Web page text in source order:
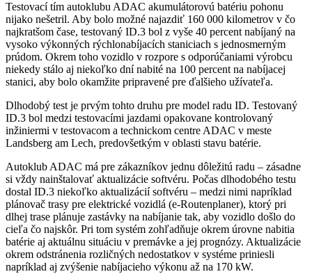
Testovací tím autoklubu ADAC akumulátorovú batériu pohonu
nijako nešetril. Aby bolo možné najazdiť 160 000 kilometrov v čo
najkratšom čase, testovaný ID.3 bol z vyše 40 percent nabíjaný na
vysoko výkonných rýchlonabíjacích staniciach s jednosmerným
prúdom. Okrem toho vozidlo v rozpore s odporúčaniami výrobcu
niekedy stálo aj niekoľko dní nabité na 100 percent na nabíjacej
stanici, aby bolo okamžite pripravené pre ďalšieho užívateľa.
Dlhodobý test je prvým tohto druhu pre model radu ID. Testovaný
ID.3 bol medzi testovacími jazdami opakovane kontrolovaný
inžiniermi v testovacom a technickom centre ADAC v meste
Landsberg am Lech, predovšetkým v oblasti stavu batérie.
Autoklub ADAC má pre zákazníkov jednu dôležitú radu – zásadne
si vždy nainštalovať aktualizácie softvéru. Počas dlhodobého testu
dostal ID.3 niekoľko aktualizácií softvéru – medzi nimi napríklad
plánovač trasy pre elektrické vozidlá (e-Routenplaner), ktorý pri
dlhej trase plánuje zastávky na nabíjanie tak, aby vozidlo došlo do
cieľa čo najskôr. Pri tom systém zohľadňuje okrem úrovne nabitia
batérie aj aktuálnu situáciu v premávke a jej prognózy. Aktualizácie
okrem odstránenia rozličných nedostatkov v systéme priniesli
napríklad aj zvýšenie nabíjacieho výkonu až na 170 kW.